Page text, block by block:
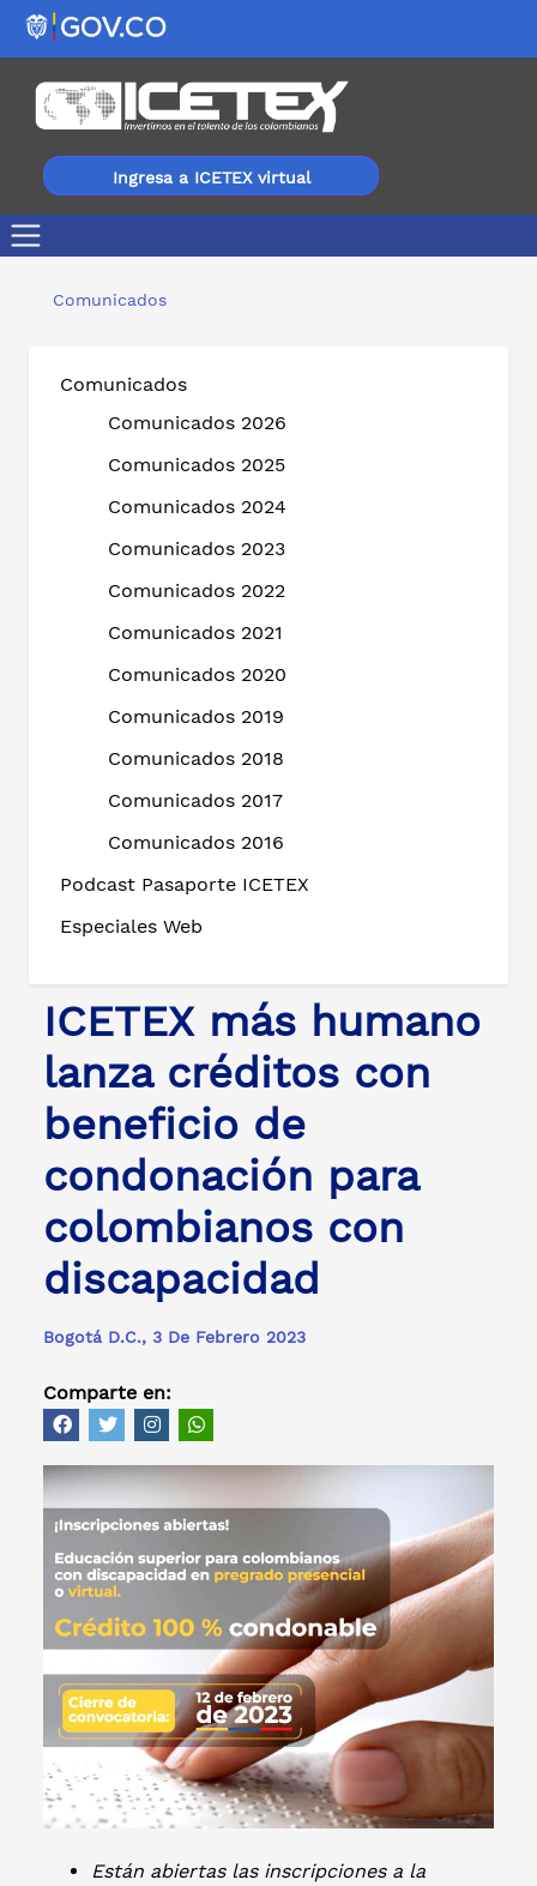
Ingresa a ICETEX virtual
Comunicados
Comunicados
Comunicados 2026
Comunicados 2025
Comunicados 2024
Comunicados 2023
Comunicados 2022
Comunicados 2021
Comunicados 2020
Comunicados 2019
Comunicados 2018
Comunicados 2017
Comunicados 2016
Podcast Pasaporte ICETEX
Especiales Web
ICETEX más humano
lanza créditos con
beneficio de
condonación para
colombianos con
discapacidad
Bogotá D.C., 3 De Febrero 2023
Comparte en:
Están abiertas las inscripciones a la